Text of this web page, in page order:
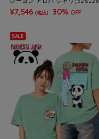
MENS/WOMENS）
¥7,546 (税込) 30% OFF
SALE